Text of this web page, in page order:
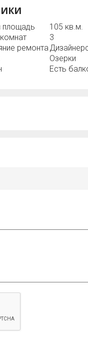
105 кв.м.
3
ремонта
Озерки
Есть